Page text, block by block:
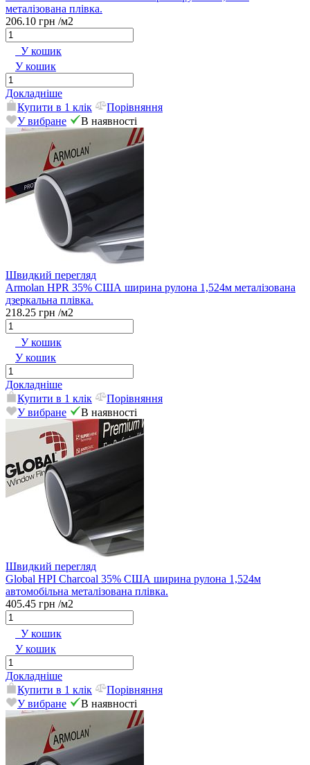
металізована плівка.
206.10 грн /м2
У кошик
У кошик
Докладніше
Купити в 1 клік
Порівняння
У вибране
В наявності
Швидкий перегляд
Armolan HPR 35% США ширина рулона 1,524м металізована
дзеркальна плівка.
218.25 грн /м2
У кошик
У кошик
Докладніше
Купити в 1 клік
Порівняння
У вибране
В наявності
Швидкий перегляд
Global HPI Charcoal 35% США ширина рулона 1,524м
автомобільна металізована плівка.
405.45 грн /м2
У кошик
У кошик
Докладніше
Купити в 1 клік
Порівняння
У вибране
В наявності